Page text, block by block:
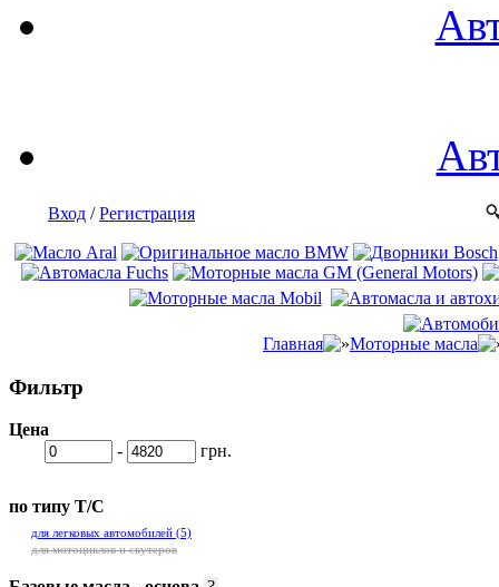
Вход /Регистрация
Главная Моторные масла
Фильтр
Цена
-
грн.
по типу Т/С
для легковых автомобилей (5)
для мотоциклов и скутеров